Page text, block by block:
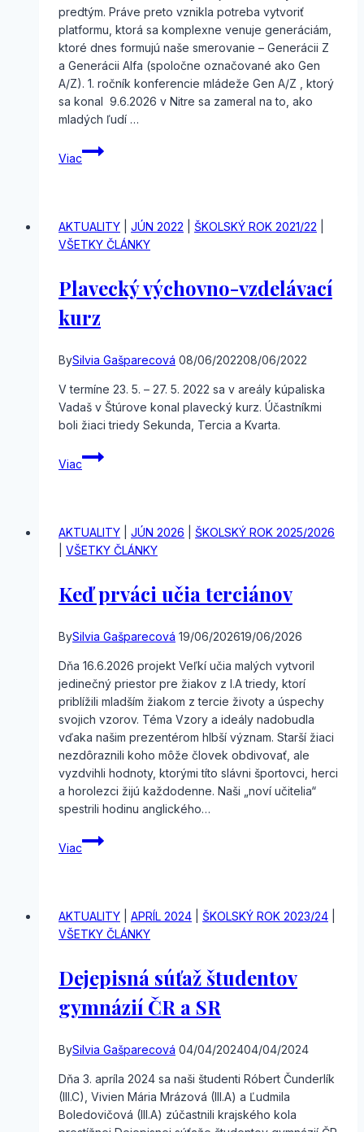
predtým. Práve preto vznikla potreba vytvoriť
platformu, ktorá sa komplexne venuje generáciám,
ktoré dnes formujú naše smerovanie – Generácii Z
a Generácii Alfa (spoločne označované ako Gen
A/Z). 1. ročník konferencie mládeže Gen A/Z , ktorý
sa konal 9.6.2026 v Nitre sa zameral na to, ako
mladých ľudí …
Viac
1.
konferencia
kraji
„
Hlas
Alfa/Z
detstvo
násilia
spoločne
dokážeme
viac“
AKTUALITY JÚN 2022 ŠKOLSKÝ ROK 2021/22
VŠETKY ČLÁNKY
Plavecký výchovno-vzdelávací
kurz
BySilvia Gašparecová 08/06/202208/06/2022
V termíne 23. 5. – 27. 5. 2022 sa v areály kúpaliska
Vadaš v Štúrove konal plavecký kurz. Účastníkmi
boli žiaci triedy Sekunda, Tercia a Kvarta.
Viac
Plavecký
výchovno-
AKTUALITY
JÚN 2026
ŠKOLSKÝ ROK 2025/2026
VŠETKY ČLÁNKY
Keď prváci učia terciánov
BySilvia Gašparecová 19/06/202619/06/2026
Dňa 16.6.2026 projekt Veľkí učia malých vytvoril
jedinečný priestor pre žiakov z I.A triedy, ktorí
priblížili mladším žiakom z tercie životy a úspechy
svojich vzorov. Téma Vzory a ideály nadobudla
vďaka našim prezentérom hlbší význam. Starší žiaci
nezdôraznili koho môže človek obdivovať, ale
vyzdvihli hodnoty, ktorými títo slávni športovci, herci
a horolezci žijú každodenne. Naši „noví učitelia“
spestrili hodinu anglického…
Viac
Keď
prváci
AKTUALITY
APRÍL 2024 ŠKOLSKÝ ROK 2023/24
VŠETKY ČLÁNKY
Dejepisná súťaž študentov
gymnázií ČR a SR
BySilvia Gašparecová 04/04/202404/04/2024
Dňa 3. apríla 2024 sa naši študenti Róbert Čunderlík
(III.C), Vivien Mária Mrázová (III.A) a Ľudmila
Boledovičová (III.A) zúčastnili krajského kola